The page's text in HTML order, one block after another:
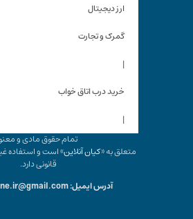
ارز دیجیتال
گمرک و تجارت
|
خرید درب اتاق خواب
|
تمام حقوق مادی و معنوی
متعلق به «کیان آنلاین» است و استفاده
قانونی دارد.
آدرس ایمیل: kiyanonline.ir@gmail.com